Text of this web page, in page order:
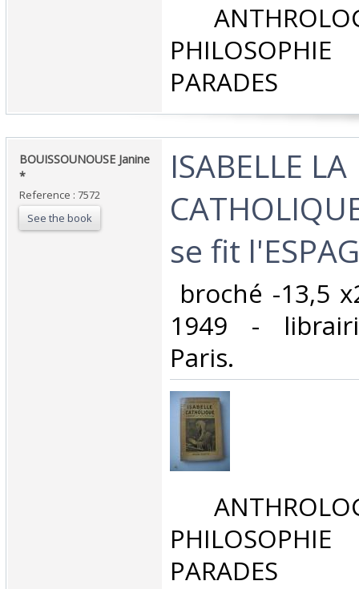
PHILOSOPHIE
PARADES‎
‎BOUISSOUNOUSE Janine
*‎
Reference : 7572
See the book
‎ISABELLE LA
se fit
broché -13,5
1949 -
Paris. ‎
PHILOSOPHIE
PARADES‎